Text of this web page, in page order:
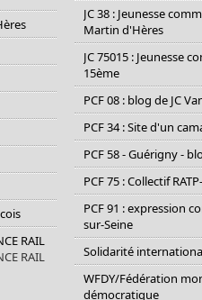
RAIL
RAIL
JC 38 : Jeunesse
Martin d'Hères
JC 75015 : Jeunesse
15ème
PCF 08 : blog de JC
PCF 34 : Site d'un
PCF 58 - Guérigny -
PCF 75 : Collectif
PCF 91 : expression
sur-Seine
Solidarité
WFDY/Fédération
démocratique